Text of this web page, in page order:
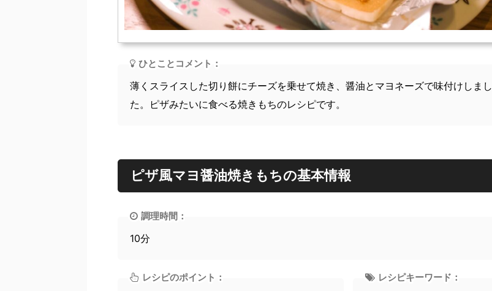
ひとことコメント：
薄くスライスした切り餅にチーズを乗せて焼き、醤油とマヨネーズで味付けしまし
た。ピザみたいに食べる焼きもちのレシピです。
ピザ風マヨ醤油焼きもちの基本情報
調理時間：
10分
レシピのポイント： レシピキーワード：